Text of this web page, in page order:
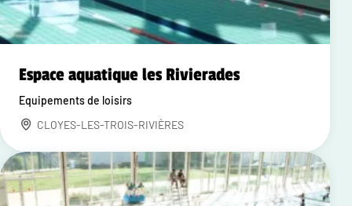
Espace aquatique les Rivierades
Equipements de loisirs
CLOYES-LES-TROIS-RIVIÈRES